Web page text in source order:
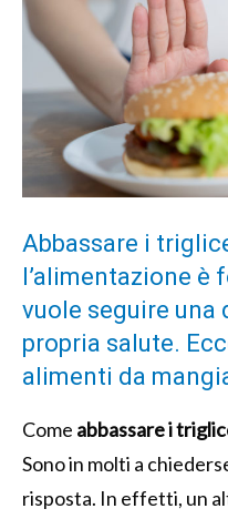
Abbassare i
l’alimentazione è
vuole seguire una
propria salute.
alimenti da
Come abbassare i
Sono in molti a
risposta. In effetti, un